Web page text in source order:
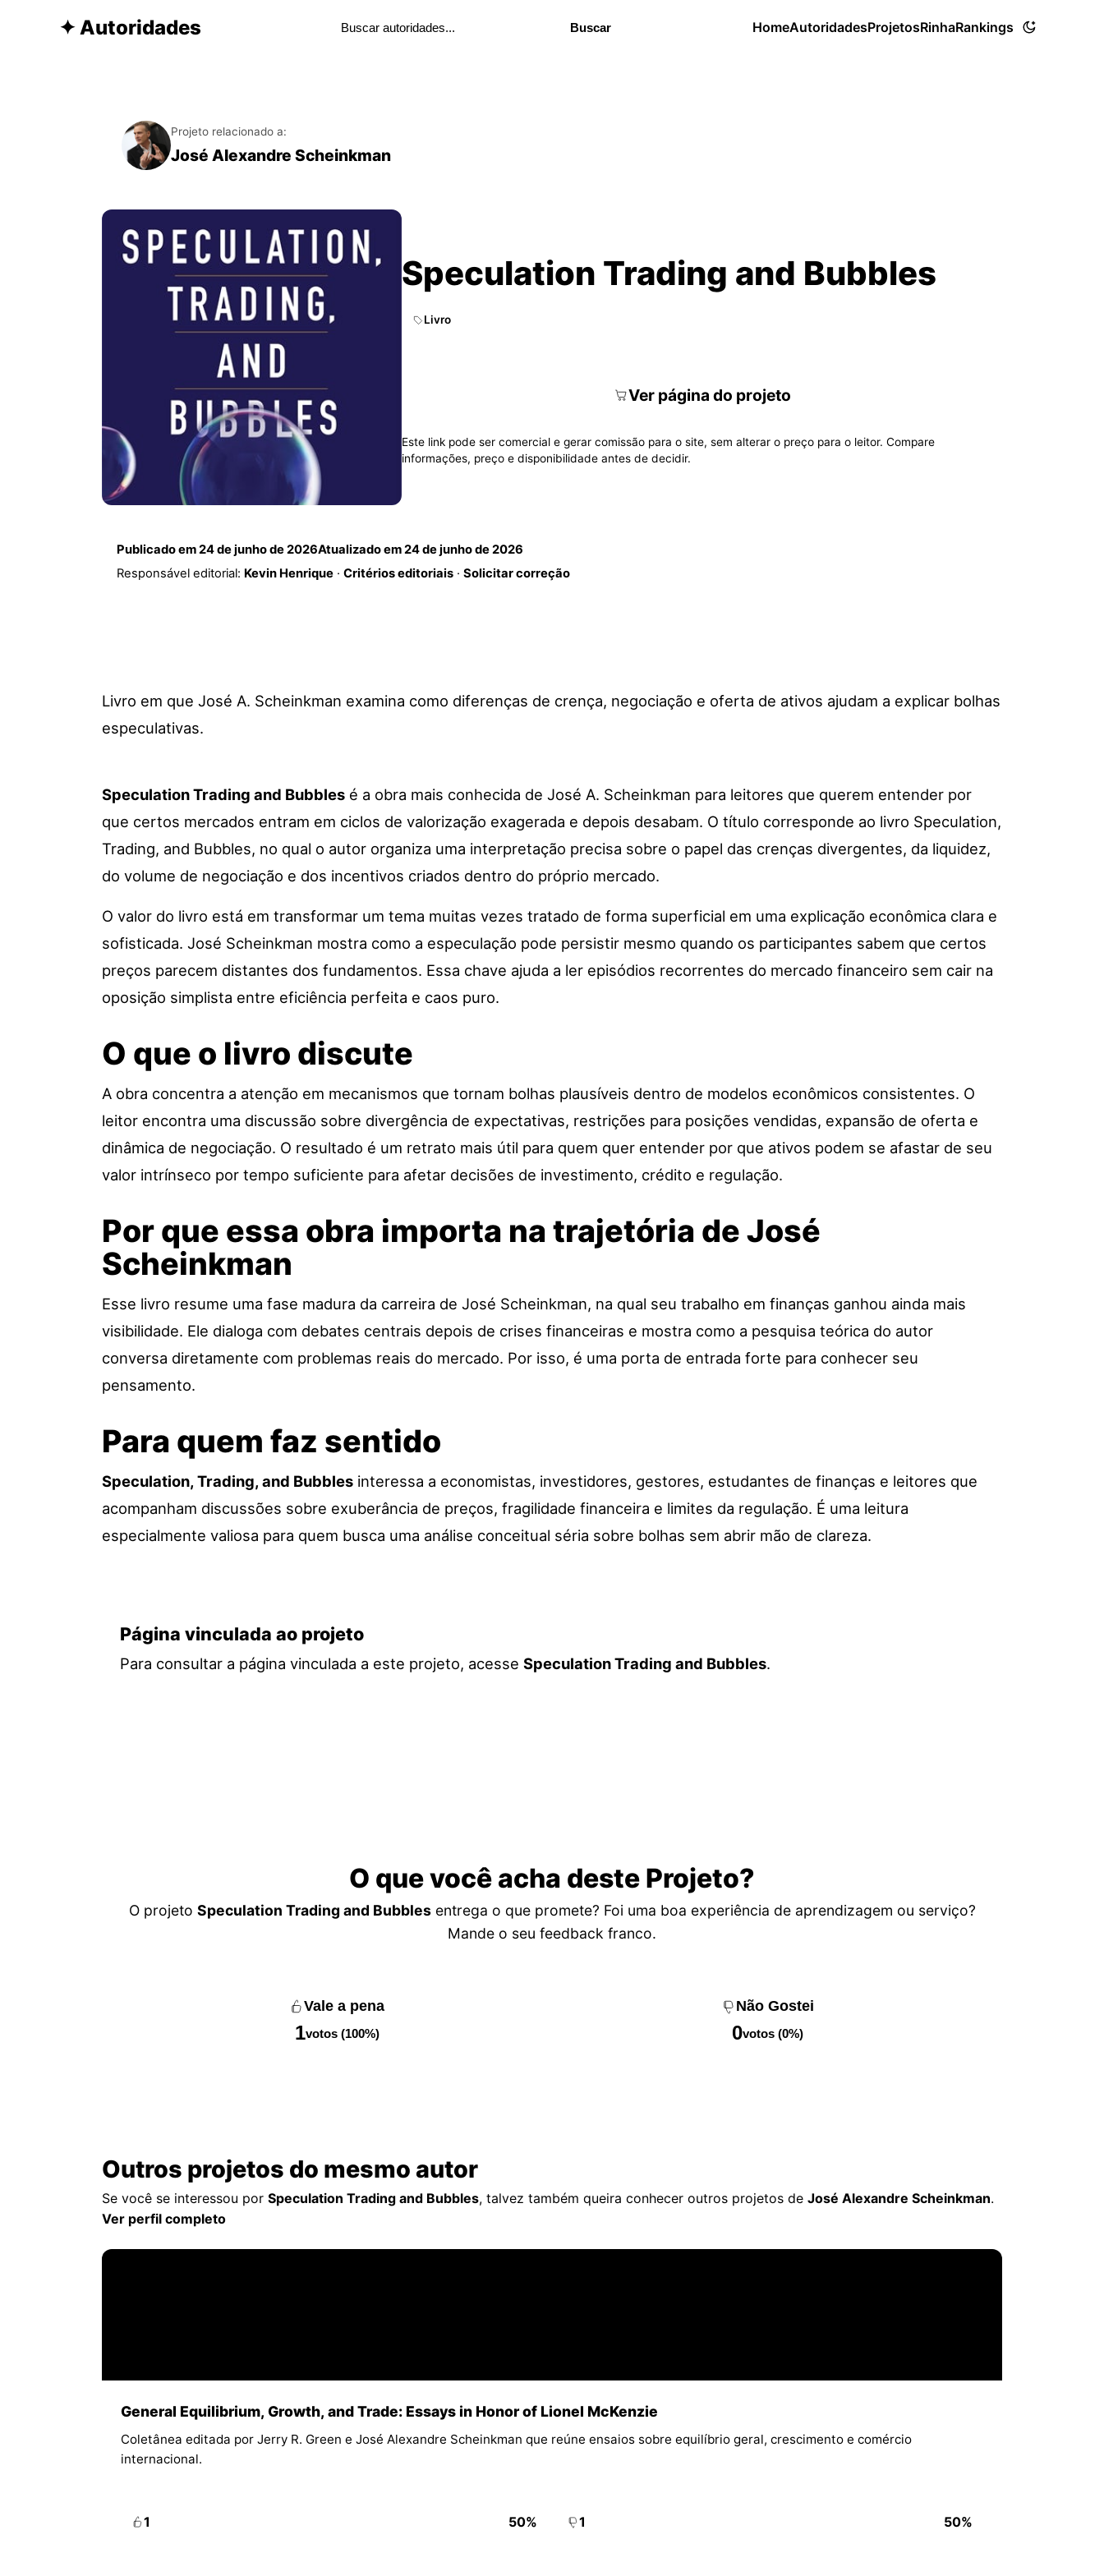
✦ Autoridades Buscar HomeAutoridadesProjetosRinhaRankings
Projeto relacionado a:
José Alexandre Scheinkman
Speculation Trading and Bubbles
Livro
Ver página do projeto
Este link pode ser comercial e gerar comissão para o site, sem alterar o preço para o leitor. Compare
informações, preço e disponibilidade antes de decidir.
Publicado em24 de junho de 2026Atualizado em24 de junho de 2026
Responsável editorial: Kevin Henrique· Critérios editoriais· Solicitar correção
Livro em que José A. Scheinkman examina como diferenças de crença, negociação e oferta de ativos ajudam a explicar bolhas
especulativas.
Speculation Trading and Bubbles é a obra mais conhecida de José A. Scheinkman para leitores que querem entender por
que certos mercados entram em ciclos de valorização exagerada e depois desabam. O título corresponde ao livro Speculation,
Trading, and Bubbles, no qual o autor organiza uma interpretação precisa sobre o papel das crenças divergentes, da liquidez,
do volume de negociação e dos incentivos criados dentro do próprio mercado.
O valor do livro está em transformar um tema muitas vezes tratado de forma superficial em uma explicação econômica clara e
sofisticada. José Scheinkman mostra como a especulação pode persistir mesmo quando os participantes sabem que certos
preços parecem distantes dos fundamentos. Essa chave ajuda a ler episódios recorrentes do mercado financeiro sem cair na
oposição simplista entre eficiência perfeita e caos puro.
O que o livro discute
A obra concentra a atenção em mecanismos que tornam bolhas plausíveis dentro de modelos econômicos consistentes. O
leitor encontra uma discussão sobre divergência de expectativas, restrições para posições vendidas, expansão de oferta e
dinâmica de negociação. O resultado é um retrato mais útil para quem quer entender por que ativos podem se afastar de seu
valor intrínseco por tempo suficiente para afetar decisões de investimento, crédito e regulação.
Por que essa obra importa na trajetória de José
Scheinkman
Esse livro resume uma fase madura da carreira de José Scheinkman, na qual seu trabalho em finanças ganhou ainda mais
visibilidade. Ele dialoga com debates centrais depois de crises financeiras e mostra como a pesquisa teórica do autor
conversa diretamente com problemas reais do mercado. Por isso, é uma porta de entrada forte para conhecer seu
pensamento.
Para quem faz sentido
Speculation, Trading, and Bubbles interessa a economistas, investidores, gestores, estudantes de finanças e leitores que
acompanham discussões sobre exuberância de preços, fragilidade financeira e limites da regulação. É uma leitura
especialmente valiosa para quem busca uma análise conceitual séria sobre bolhas sem abrir mão de clareza.
Página vinculada ao projeto
Para consultar a página vinculada a este projeto, acesse Speculation Trading and Bubbles.
O que você acha deste Projeto?
O projeto Speculation Trading and Bubblesentrega o que promete? Foi uma boa experiência de aprendizagem ou serviço?
Mande o seu feedback franco.
Vale a pena
1votos (100%)
Não Gostei
0votos (0%)
Outros projetos do mesmo autor
Se você se interessou por Speculation Trading and Bubbles, talvez também queira conhecer outros projetos de José Alexandre Scheinkman.
Ver perfil completo
General Equilibrium, Growth, and Trade: Essays in Honor of Lionel McKenzie
Coletânea editada por Jerry R. Green e José Alexandre Scheinkman que reúne ensaios sobre equilíbrio geral, crescimento e comércio
internacional.
1 50% 1 50%